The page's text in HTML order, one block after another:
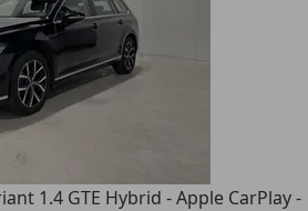
1.4 GTE Hybrid - Apple CarPlay -